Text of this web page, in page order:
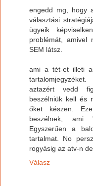
engedd mg, hogy
választási
ügyeik
problémát, amivel
SEM látsz.
ami a tét-et illeti
tartalomjegyzéket.
aztazért vedd
beszélniük kell és
őket készen.
beszélnek, ami
Egyszerűen a
tartalmat. No
rogyásig az atv-n
Válasz